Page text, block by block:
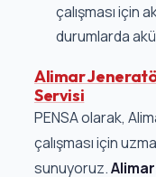
çalışması için
durumlarda
Alimar
Servisi
PENSA olarak,
çalışması için
sunuyoruz.